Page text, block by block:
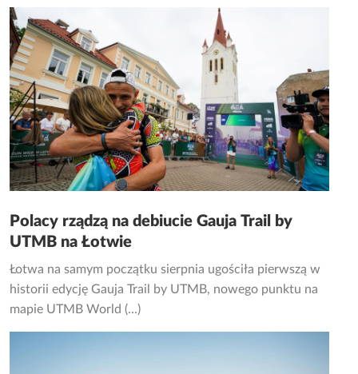
Polacy rządzą na debiucie Gauja Trail by
UTMB na Łotwie
Łotwa na samym początku sierpnia ugościła pierwszą w
historii edycję Gauja Trail by UTMB, nowego punktu na
mapie UTMB World (...)